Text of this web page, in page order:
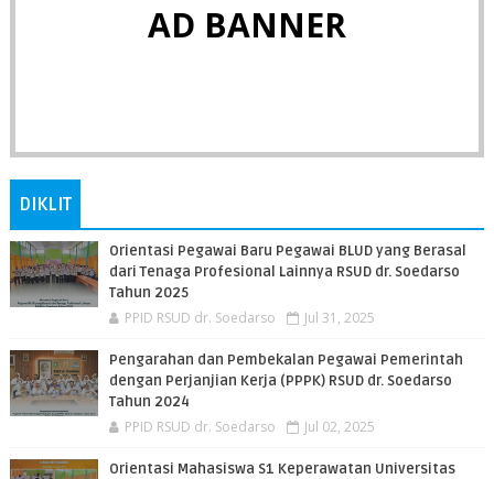
AD BANNER
DIKLIT
Orientasi Pegawai Baru Pegawai BLUD yang Berasal
dari Tenaga Profesional Lainnya RSUD dr. Soedarso
Tahun 2025
PPID RSUD dr. Soedarso Jul 31, 2025
Pengarahan dan Pembekalan Pegawai Pemerintah
dengan Perjanjian Kerja (PPPK) RSUD dr. Soedarso
Tahun 2024
PPID RSUD dr. Soedarso Jul 02, 2025
Orientasi Mahasiswa S1 Keperawatan Universitas